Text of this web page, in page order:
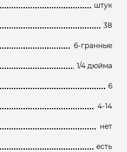
штук
38
6-гранные
1/4 дюйма
6
4-14
нет
есть